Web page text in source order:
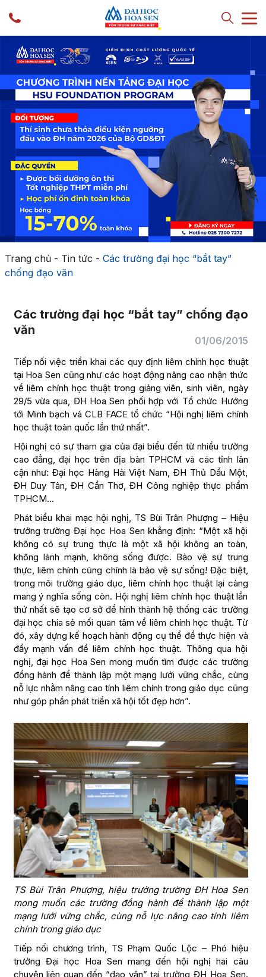
Trang chủ- Tin tức - Các trường đại học “bắt tay”
chống đạo văn
Các trường đại học “bắt tay” chống đạo
văn
01/06/2015
Tiếp nối việc triển khai các quy định liêm chính học thuật
tại Hoa Sen cũng như các hoạt động nâng cao nhận thức
về liêm chính học thuật trong giảng viên, sinh viên, ngày
29/5 vừa qua, ĐH Hoa Sen phối hợp với Tổ chức Hướng
tới Minh bạch và CLB FACE tổ chức “Hội nghị liêm chính
học thuật toàn quốc lần thứ nhất”.
Hội nghị có sự tham gia của đại biểu đến từ nhiều trường
cao đẳng, đại học trên địa bàn TPHCM và các tỉnh lân
cận như: Đại học Hàng Hải Việt Nam, ĐH Thủ Dầu Một,
ĐH Duy Tân, ĐH Cần Thơ, ĐH Công nghiệp thực phẩm
TPHCM…
Phát biểu khai mạc hội nghị, TS Bùi Trân Phượng – Hiệu
trưởng trường Đại học Hoa Sen khẳng định: “Một xã hội
không có sự trung thực là một xã hội không an toàn,
không lành mạnh, không sống được. Bảo vệ sự trung
thực, liêm chính cũng chính là bảo vệ sự sống! Đặc biệt,
trong môi trường giáo dục, liêm chính học thuật lại càng
mang ý nghĩa sống còn. Hội nghị liêm chính học thuật lần
thứ nhất sẽ tạo cơ sở để hình thành hệ thống các trường
đại học chia sẻ mối quan tâm về liêm chính học thuật. Từ
đó, xây dựng kế hoạch hành động cụ thể để thực hiện và
đẩy mạnh vấn đề liêm chính học thuật. Thông qua hội
nghị, đại học Hoa Sen mong muốn tìm được các trường
đồng hành để thành lập một mạng lưới vững chắc, cùng
nỗ lực nhằm nâng cao tính liêm chính trong giáo dục cũng
như góp phần phát triển xã hội tốt đẹp hơn”.
TS Bùi Trân Phượng, hiệu trưởng trường ĐH Hoa Sen
mong muốn các trường đồng hành để thành lập một
mạng lưới vững chắc, cùng nỗ lực nâng cao tính liêm
chính trong giáo dục
Tiếp nối chương trình, TS Phạm Quốc Lộc – Phó hiệu
trưởng Đại học Hoa Sen mang đến hội nghị hai câu
chuyện liên quan đến “đạo văn” tại trường ĐH Hoa Sen.